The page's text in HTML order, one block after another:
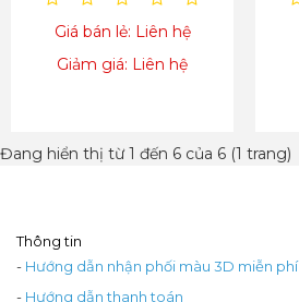
Giá bán lẻ: Liên hệ
Giảm giá: Liên hệ
Đang hiển thị từ 1 đến 6 của 6 (1 trang)
Thông tin
- Hướng dẫn nhận phối màu 3D miễn phí
- Hướng dẫn thanh toán